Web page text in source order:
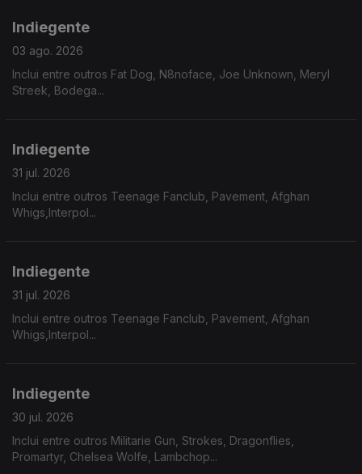
Indiegente
03 ago. 2026
Inclui entre outros Fat Dog, N8noface, Joe Unknown, Meryl
Streek, Bodega...
Indiegente
31 jul. 2026
Inclui entre outros Teenage Fanclub, Pavement, Afghan
Whigs,Interpol...
Indiegente
31 jul. 2026
Inclui entre outros Teenage Fanclub, Pavement, Afghan
Whigs,Interpol...
Indiegente
30 jul. 2026
Inclui entre outros Militarie Gun, Strokes, Dragonflies,
Promartyr, Chelsea Wolfe, Lambchop...